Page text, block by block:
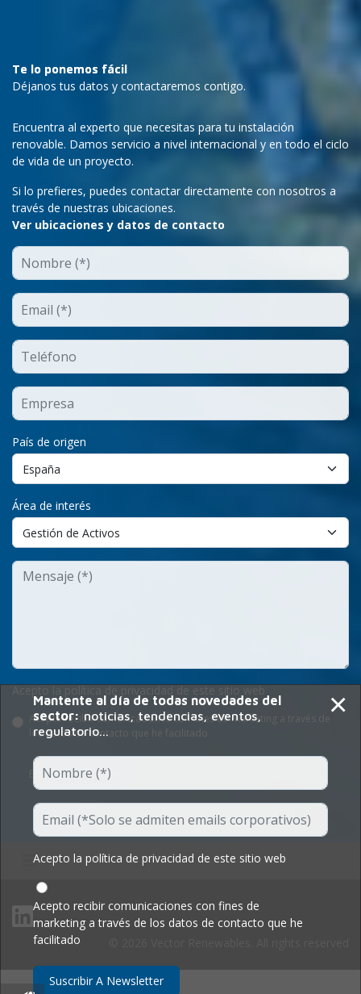
Te lo ponemos fácil
Déjanos tus datos y contactaremos contigo.
Encuentra al experto que necesitas para tu instalación
renovable. Damos servicio a nivel internacional y en todo el ciclo
de vida de un proyecto.
Si lo prefieres, puedes contactar directamente con nosotros a
través de nuestras ubicaciones.
Ver ubicaciones y datos de contacto
País de origen
Área de interés
Acepto la política de privacidad de este sitio web
Acepto recibir comunicaciones con fines de marketing a través de
los datos de contacto que he facilitado
Enviar Formulario
×
Mantente al día de todas novedades del
sector: noticias, tendencias, eventos,
regulatorio...
Acepto la política de privacidad de este sitio web
Acepto recibir comunicaciones con fines de
marketing a través de los datos de contacto que he
facilitado
Suscribir A Newsletter